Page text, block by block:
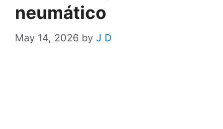
neumático
May 14, 2026 by J D